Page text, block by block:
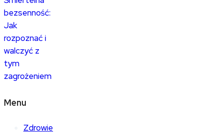
bezsenność:
Jak
rozpoznać i
walczyć z
tym
zagrożeniem
Menu
Zdrowie